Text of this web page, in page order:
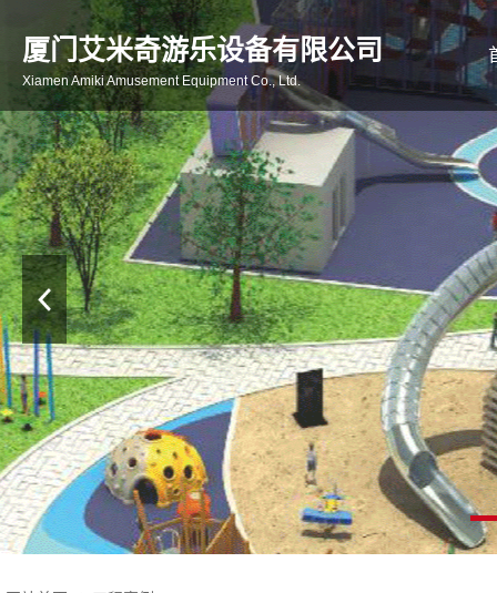
厦门艾米奇游乐设备有限公司
Xiamen Amiki Amusement Equipment Co., Ltd.